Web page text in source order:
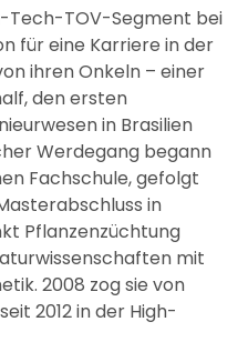
Tech-TOV-Segment bei
für eine Karriere in der
ihren Onkeln – einer
den ersten
in Brasilien
Werdegang begann
Fachschule, gefolgt
in
Pflanzenzüchtung
mit
2008 zog sie von
2012 in der High-